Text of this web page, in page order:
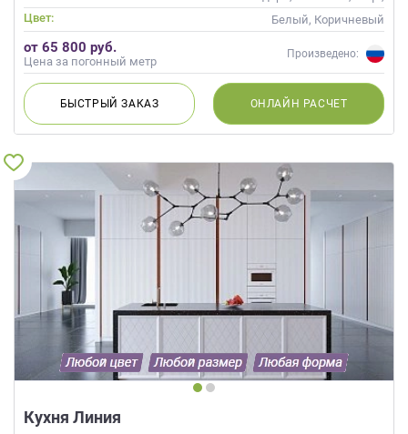
Скандинавский, Неоклассика,
Современные
Цвет: Белый, Коричневый
от 65 800 руб.
Цена за погонный метр
Произведено:
БЫСТРЫЙЗАКАЗ ОНЛАЙН РАСЧЕТ
Кухня Линия